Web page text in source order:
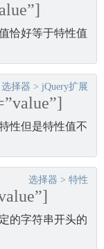
恰好等于特性值
选择器 > jQuery扩展
性但是特性值不
选择器 > 特性
的字符串开头的